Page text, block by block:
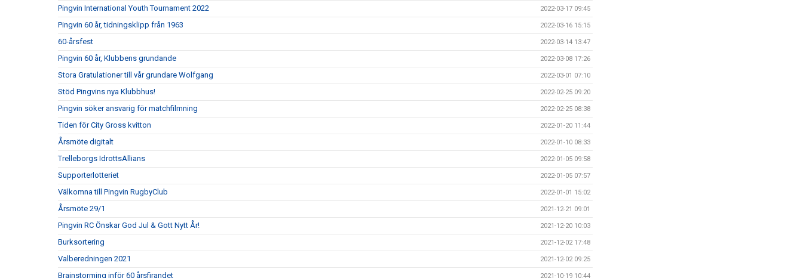
Pingvin International Youth Tournament 2022 2022-03-17 09:45
Pingvin 60 år, tidningsklipp från 1963 2022-03-16 15:15
60-årsfest 2022-03-14 13:47
Pingvin 60 år, Klubbens grundande 2022-03-08 17:26
Stora Gratulationer till vår grundare Wolfgang 2022-03-01 07:10
Stöd Pingvins nya Klubbhus! 2022-02-25 09:20
Pingvin söker ansvarig för matchfilmning 2022-02-25 08:38
Tiden för City Gross kvitton 2022-01-20 11:44
Årsmöte digitalt 2022-01-10 08:33
Trelleborgs IdrottsAllians 2022-01-05 09:58
Supporterlotteriet 2022-01-05 07:57
Välkomna till Pingvin RugbyClub 2022-01-01 15:02
Årsmöte 29/1 2021-12-21 09:01
Pingvin RC Önskar God Jul & Gott Nytt År! 2021-12-20 10:03
Burksortering 2021-12-02 17:48
Valberedningen 2021 2021-12-02 09:25
Brainstorming inför 60 årsfirandet 2021-10-19 10:44